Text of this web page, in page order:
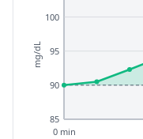
85
90
95
100
0 min
mg/dL